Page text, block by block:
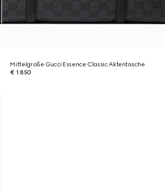
Mittelgroße Gucci Essence Classic Aktentasche
€ 1.850